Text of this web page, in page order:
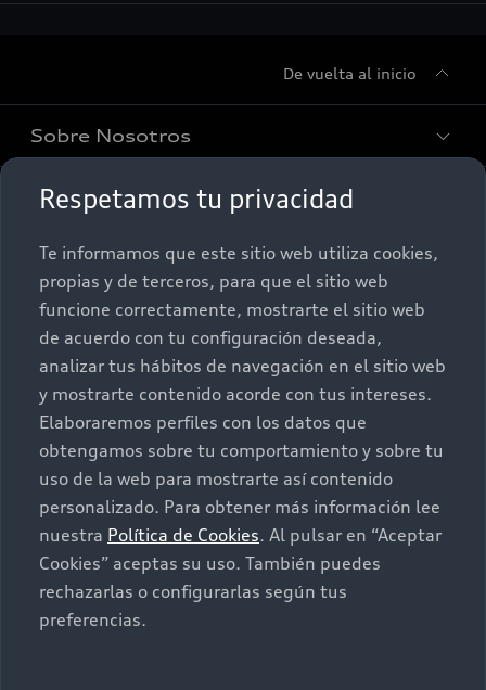
Respetamos tu privacidad
Te informamos que este sitio web utiliza cookies,
propias y de terceros, para que el sitio web
funcione correctamente, mostrarte el sitio web
de acuerdo con tu configuración deseada,
analizar tus hábitos de navegación en el sitio web
y mostrarte contenido acorde con tus intereses.
Elaboraremos perfiles con los datos que
obtengamos sobre tu comportamiento y sobre tu
uso de la web para mostrarte así contenido
personalizado. Para obtener más información lee
nuestra Política de Cookies. Al pulsar en “Aceptar
Cookies” aceptas su uso. También puedes
rechazarlas o configurarlas según tus
preferencias.
De vuelta al inicio
Sobre Nosotros
Conócenos
Promociones
Nuestras Promociones
Postventa
Audi Aftersales
Autos Nuevos
Quiero un Audi nuevo
Seminuevos
Audi Certified :plus
Contacto
Contáctanos
Citas de servicio
Información de vehículo nuevo
©2025 Audi de México división de Volkswagen de